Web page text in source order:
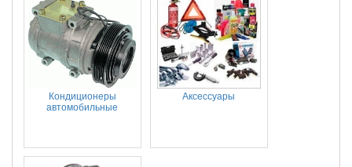
Кондиционеры
автомобильные
Аксессуары